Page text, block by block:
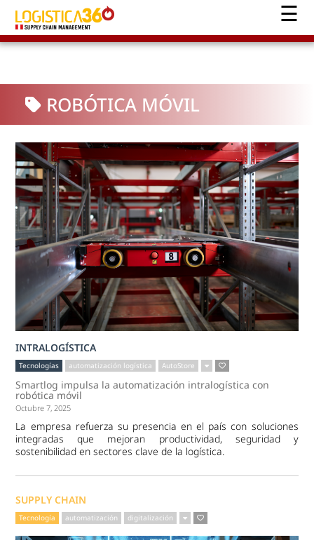
ROBÓTICA MÓVIL
INTRALOGÍSTICA
Tecnologías automatización logística AutoStore
Smartlog impulsa la automatización intralogística con
robótica móvil
Octubre 7, 2025
La empresa refuerza su presencia en el país con soluciones
integradas que mejoran productividad, seguridad y
sostenibilidad en sectores clave de la logística.
SUPPLY CHAIN
Tecnología automatización digitalización